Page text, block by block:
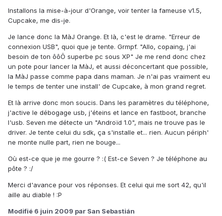
Installons la mise-à-jour d'Orange, voir tenter la fameuse v1.5,
Cupcake, me dis-je.
Je lance donc la MàJ Orange. Et là, c'est le drame. "Erreur de
connexion USB", quoi que je tente. Grmpf. "Allo, copaing, j'ai
besoin de ton ôôÔ superbe pc sous XP" Je me rend donc chez
un pote pour lancer la MàJ, et aussi déconcertant que possible,
la MàJ passe comme papa dans maman. Je n'ai pas vraiment eu
le temps de tenter une install' de Cupcake, à mon grand regret.
Et là arrive donc mon soucis. Dans les paramètres du téléphone,
j'active le débogage usb, j'éteins et lance en fastboot, branche
l'usb. Seven me détecte un "Androïd 1.0", mais ne trouve pas le
driver. Je tente celui du sdk, ça s'installe et... rien. Aucun périph'
ne monte nulle part, rien ne bouge...
Où est-ce que je me gourre ? :( Est-ce Seven ? Je téléphone au
pôte ? :/
Merci d'avance pour vos réponses. Et celui qui me sort 42, qu'il
aille au diable ! :P
Modifié 6 juin 2009 par San Sebastián